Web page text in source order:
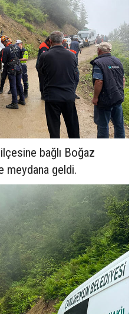
bağlı Boğaz
meydana geldi.